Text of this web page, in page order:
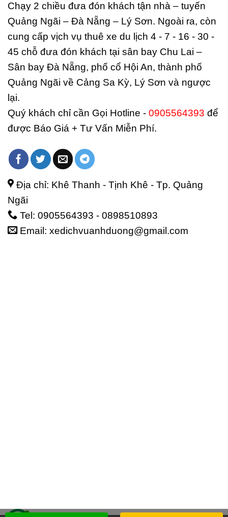
Chạy 2 chiều đưa đón khách tận nhà – tuyến
Quảng Ngãi – Đà Nẵng – Lý Sơn. Ngoài ra, còn
cung cấp vịch vụ thuê xe du lịch 4 - 7 - 16 - 30 -
45 chỗ đưa đón khách tại sân bay Chu Lai –
Sân bay Đà Nẵng, phố cổ Hội An, thành phố
Quảng Ngãi về Cảng Sa Kỳ, Lý Sơn và ngược
lại.
Quý khách chỉ cần Gọi Hotline - 0905564393 để
được Báo Giá + Tư Vấn Miễn Phí.
Địa chỉ: Khê Thanh - Tịnh Khê - Tp. Quảng
Ngãi
Tel: 0905564393 - 0898510893
Email: xedichvuanhduong@gmail.com